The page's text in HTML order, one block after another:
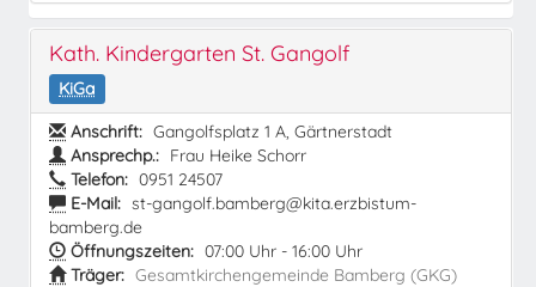
Kath. Kindergarten St. Gangolf
KiGa
Anschrift: Gangolfsplatz 1 A, Gärtnerstadt
Ansprechp.: Frau Heike Schorr
Telefon: 0951 24507
E-Mail: st-gangolf.bamberg@kita.erzbistum-
bamberg.de
Öffnungszeiten: 07:00 Uhr - 16:00 Uhr
Träger: Gesamtkirchengemeinde Bamberg (GKG)